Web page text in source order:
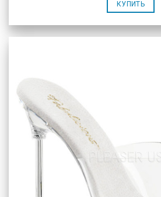
КУПИТЬ